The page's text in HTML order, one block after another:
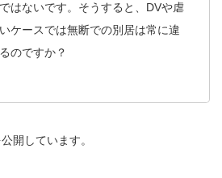
はないです。そうすると、DVや虐
ケースでは無断での別居は常に違
のですか？
開しています。